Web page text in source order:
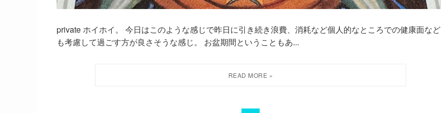
private ホイホイ。 今日はこのような感じで昨日に引き続き浪費、消耗など個人的なところでの健康面など
も考慮して過ごす方が良さそうな感じ。 お盆期間ということもあ...